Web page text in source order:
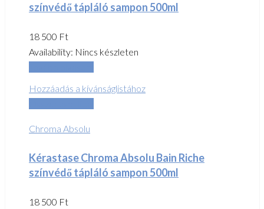
színvédő tápláló sampon 500ml
18 500 Ft
Availability: Nincs készleten
Hozzáadás a kívánságlistához
Chroma Absolu
Kérastase Chroma Absolu Bain Riche
színvédő tápláló sampon 500ml
18 500 Ft